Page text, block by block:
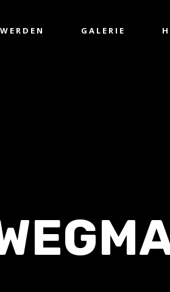
GALERIE